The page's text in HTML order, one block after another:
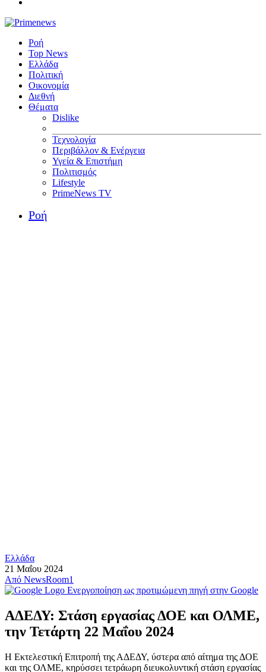
Ροή
Top News
Ελλάδα
Πολιτική
Οικονομία
Διεθνή
Θέματα
Dislike
Τεχνολογία
Περιβάλλον & Ενέργεια
Υγεία & Επιστήμη
Πολιτισμός
Lifestyle
PrimeNews TV
Ροή
Ελλάδα
21 Μαΐου 2024
Από NewsRoom1
Ενεργοποίηση ως προτιμώμενη πηγή στην Google
ΑΔΕΔΥ: Στάση εργασίας ΔΟΕ και ΟΛΜΕ,
την Τετάρτη 22 Μαΐου 2024
Η Εκτελεστική Επιτροπή της ΑΔΕΔΥ, ύστερα από αίτημα της ΔΟΕ
και της ΟΛΜΕ, κηρύσσει τετράωρη διευκολυντική στάση εργασίας